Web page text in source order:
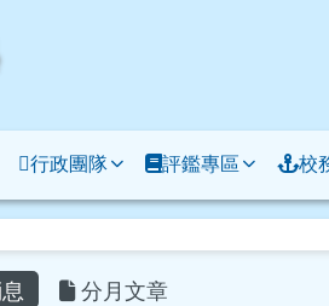
行政團隊 評鑑專區 校
域分月文章